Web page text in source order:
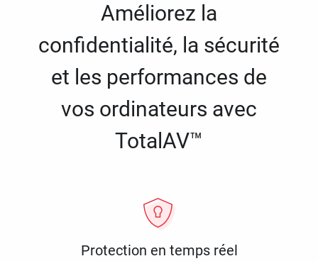
Améliorez la
confidentialité, la sécurité
et les performances de
vos ordinateurs avec
TotalAV™
Protection en temps réel